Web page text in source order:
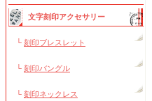
文字刻印アクセサリー
└ 刻印ブレスレット
└ 刻印バングル
└ 刻印ネックレス